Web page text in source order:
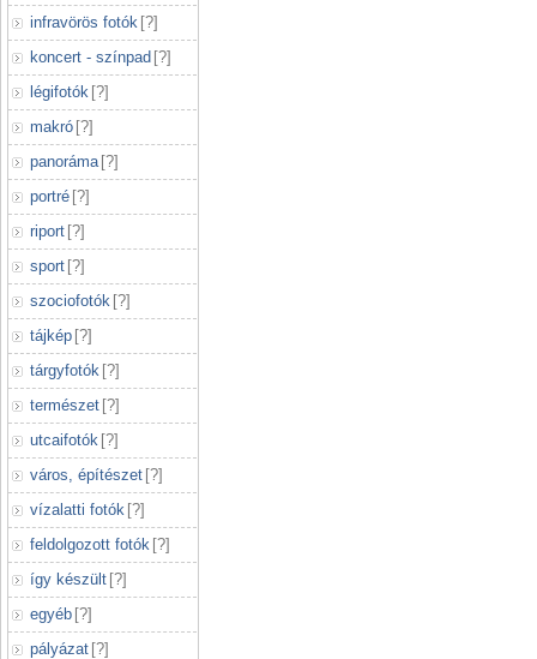
infravörös fotók [?]
koncert - színpad [?]
légifotók [?]
makró [?]
panoráma [?]
portré [?]
riport [?]
sport [?]
szociofotók [?]
tájkép [?]
tárgyfotók [?]
természet [?]
utcaifotók [?]
város, építészet [?]
vízalatti fotók [?]
feldolgozott fotók [?]
így készült [?]
egyéb [?]
pályázat [?]